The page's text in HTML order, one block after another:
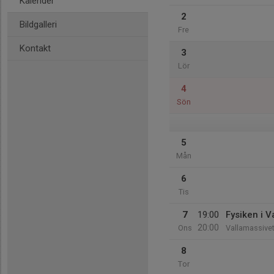
Bildgalleri
Kontakt
2
Fre
3
Lör
4
Sön
5
Mån
6
Tis
7
Ons
19:00
20:00
Fysiken i
Vallamassivet
8
Tor